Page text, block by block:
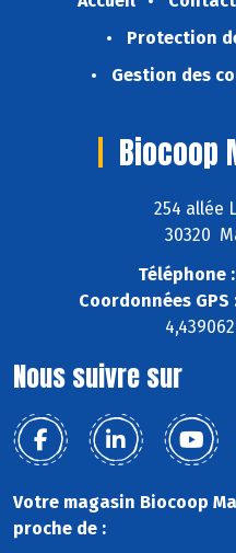
Protection
Gestion des
Biocoop
254 allée
30320
Téléphone :
Coordonnées GPS
Nous suivre sur
Votre magasin Biocoop
proche de :